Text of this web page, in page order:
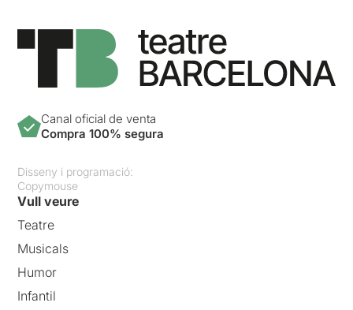
Canal oficial de venta
Compra 100% segura
Disseny i programació:
Copymouse
Vull veure
Teatre
Musicals
Humor
Infantil